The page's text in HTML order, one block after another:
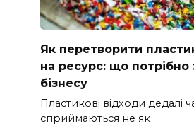
Як перетворити
на ресурс: що потрібно
бізнесу
Пластикові відходи дедалі
сприймаються не як